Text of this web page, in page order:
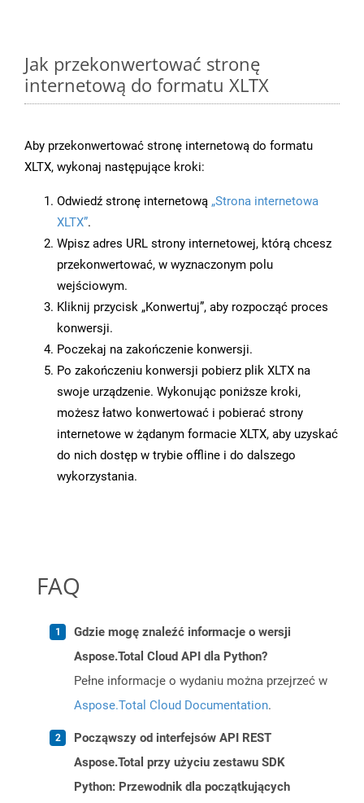
Jak przekonwertować stronę
internetową do formatu XLTX
Aby przekonwertować stronę internetową do formatu
XLTX, wykonaj następujące kroki:
Odwiedź stronę internetową „Strona internetowa
XLTX”.
Wpisz adres URL strony internetowej, którą chcesz
przekonwertować, w wyznaczonym polu
wejściowym.
Kliknij przycisk „Konwertuj”, aby rozpocząć proces
konwersji.
Poczekaj na zakończenie konwersji.
Po zakończeniu konwersji pobierz plik XLTX na
swoje urządzenie. Wykonując poniższe kroki,
możesz łatwo konwertować i pobierać strony
internetowe w żądanym formacie XLTX, aby uzyskać
do nich dostęp w trybie offline i do dalszego
wykorzystania.
FAQ
Gdzie mogę znaleźć informacje o wersji
Aspose.Total Cloud API dla Python?
Pełne informacje o wydaniu można przejrzeć w
Aspose.Total Cloud Documentation.
Począwszy od interfejsów API REST
Aspose.Total przy użyciu zestawu SDK
Python: Przewodnik dla początkujących